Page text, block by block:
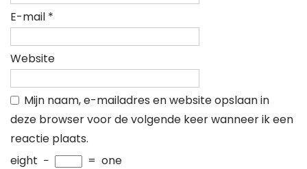
E-mail *
Website
Mijn naam, e-mailadres en website opslaan in
deze browser voor de volgende keer wanneer ik een
reactie plaats.
eight − = one